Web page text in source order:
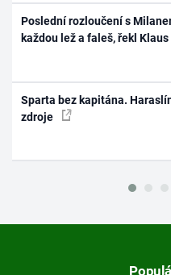
Poslední rozloučení s
každou lež a faleš, řekl Klaus
Sparta bez kapitána.
zdroje